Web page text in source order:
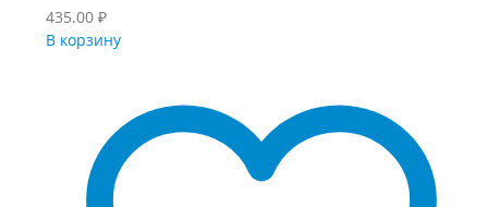
435.00 ₽
В корзину